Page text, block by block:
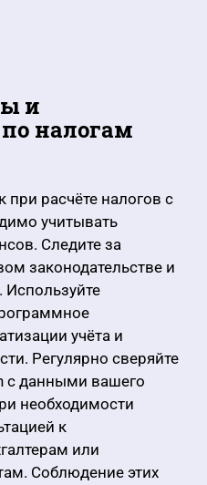
и
налогам
расчёте налогов с
учитывать
Следите за
законодательстве и
учёта и
Регулярно сверяйте
с данными вашего
необходимости
к
или
Соблюдение этих